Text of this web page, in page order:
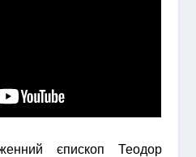
єпископ Теодор